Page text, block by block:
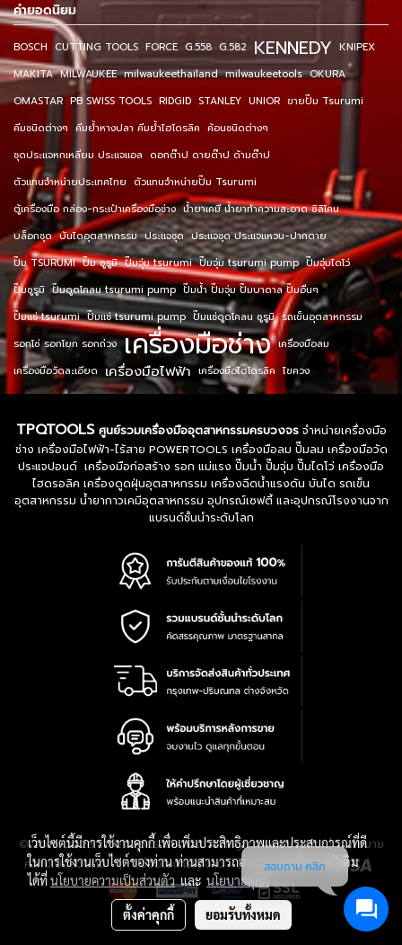
คำยอดนิยม
BOSCH CUTTING TOOLS FORCE G.558 G.582 KENNEDY KNIPEX
MAKITA MILWAUKEE milwaukeethailand milwaukeetools OKURA
OMASTAR PB SWISS TOOLS RIDGID STANLEY UNIOR ขายปั๊ม Tsurumi
คีมชนิดต่างๆ คีมย้ำหางปลา คีมย้ำไฮโดรลิค ค้อนชนิดต่างๆ
ชุดประแจหกเหลี่ยม ประแจแอล ดอกต๊าป ดายต๊าป ด้ามต๊าป
ตัวแทนจำหน่ายประเทศไทย ตัวแทนจำหน่ายปั๊ม Tsurumi
ตู้เครื่องมือ กล่อง-กระเป๋าเครื่องมือช่าง น้ำยาเคมี น้ำยาทำความสะอาด ซิลิโคน
บล็อกชุด บันไดอุตสาหกรรม ประแจชุด ประแจชุด ประแจแหวน-ปากตาย
ปั๊ม TSURUMI ปั๊ม ซูรูมิ ปั๊มจุ่ม tsurumi ปั๊มจุ่ม tsurumi pump ปั๊มจุ่มไดโว่
ปั๊มซูรูมิ ปั๊มดูดโคลน tsurumi pump ปั๊มน้ำ ปั๊มจุ่ม ปั๊มบาดาล ปั๊มอื่นๆ
ปั๊มแช่ tsurumi ปั๊มแช่ tsurumi pump ปั๊มแช่ดูดโคลน ซูรูมิ รถเข็นอุตสาหกรรม
รอกโซ่ รอกโยก รอกถ่วง เครื่องมือช่าง เครื่องมือลม
เครื่องมือวัดละเอียด เครื่องมือไฟฟ้า เครื่องมือไฮโดรลิค ไขควง
TPQTOOLS ศูนย์รวมเครื่องมืออุตสาหกรรมครบวงจรจำหน่ายเครื่องมือ
ช่าง เครื่องมือไฟฟ้า-ไร้สาย POWERTOOLS เครื่องมือลม ปั๊มลม เครื่องมือวัด
ประแจปอนด์ เครื่องมือก่อสร้าง รอก แม่แรง ปั๊มน้ำ ปั๊มจุ่ม ปั๊มไดโว่ เครื่องมือ
ไฮดรอลิค เครื่องดูดฝุ่นอุตสาหกรรม เครื่องฉีดน้ำแรงดัน บันได รถเข็น
อุตสาหกรรม น้ำยากาวเคมีอุตสาหกรรม อุปกรณ์เซฟตี้ และอุปกรณ์โรงงานจาก
แบรนด์ชั้นนำระดับโลก
© 2016-2028 TPQTOOLS Co., Ltd. All Rights Reserved.|นโยบาย
ความเป็นส่วนตัว|เงื่อนไขการใช้งาน| แผนที่สินค้า
เว็บไซต์นี้มีการใช้งานคุกกี้ เพื่อเพิ่มประสิทธิภาพและประสบการณ์ที่ดี
ในการใช้งานเว็บไซต์ของท่าน ท่านสามารถอ่านรายละเอียดเพิ่มเติม
ได้ที่นโยบายความเป็นส่วนตัวและ นโยบายคุกกี้
ตั้งค่าคุกกี้ ยอมรับทั้งหมด
สอบถาม คลิก